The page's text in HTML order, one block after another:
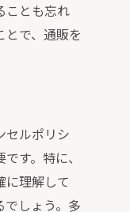
ことも忘れ
で、通販を
セルポリシ
す。特に、
に理解して
しょう。多